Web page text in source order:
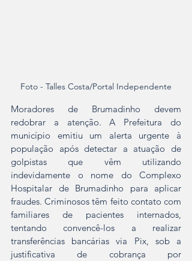
Foto - Talles Costa/Portal Independente
Moradores de Brumadinho devem
redobrar a atenção. A Prefeitura do
município emitiu um alerta urgente à
população após detectar a atuação de
golpistas que vêm utilizando
indevidamente o nome do Complexo
Hospitalar de Brumadinho para aplicar
fraudes. Criminosos têm feito contato com
familiares de pacientes internados,
tentando convencê-los a realizar
transferências bancárias via Pix, sob a
justificativa de cobrança por